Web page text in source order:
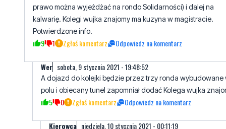
9 1 Zgłoś komentarz Odpowiedz na komentarz
Wer sobota, 9 stycznia 2021 - 19:48:52
A dojazd do kolejki będzie przez trzy ronda wybudowane
5 0 Zgłoś komentarz Odpowiedz na komentarz
Kierowca niedziela, 10 stycznia 2021 - 00:11:19
Akurat ronda w Wejherowie robią dobrą robotę.
bezpieczeństwo.